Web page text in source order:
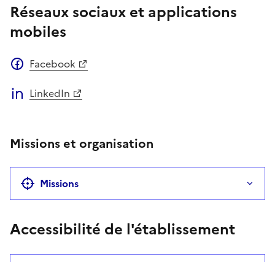
Réseaux sociaux et applications
mobiles
Facebook
LinkedIn
Missions et organisation
Missions
Accessibilité de l'établissement